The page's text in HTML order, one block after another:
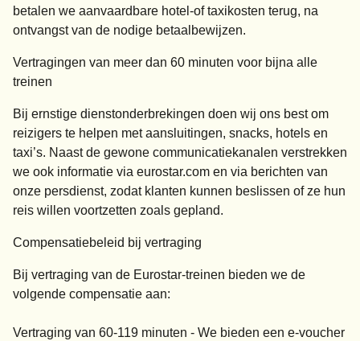
betalen we aanvaardbare hotel-of taxikosten terug, na
ontvangst van de nodige betaalbewijzen.
Vertragingen van meer dan 60 minuten voor bijna alle
treinen
Bij ernstige dienstonderbrekingen doen wij ons best om
reizigers te helpen met aansluitingen, snacks, hotels en
taxi’s. Naast de gewone communicatiekanalen verstrekken
we ook informatie via eurostar.com en via berichten van
onze persdienst, zodat klanten kunnen beslissen of ze hun
reis willen voortzetten zoals gepland.
Compensatiebeleid bij vertraging
Bij vertraging van de Eurostar-treinen bieden we de
volgende compensatie aan:
Vertraging van 60-119 minuten - We bieden een e-voucher